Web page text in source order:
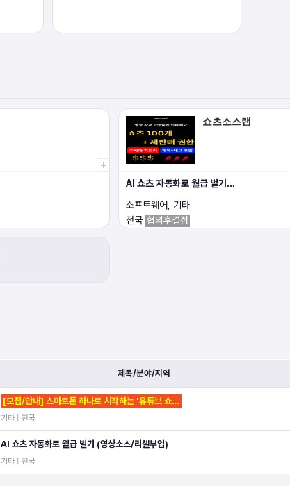
쇼츠소스랩
AI 쇼츠 자동화로 월급 벌기…
소프트웨어, 기타
전국 협의후결정
제목/분야/지역
[모집/안내] 스마트폰 하나로 시작하는 '유튜브 쇼…
기타 | 전국
AI 쇼츠 자동화로 월급 벌기 (영상소스/리셀부업)
기타 | 전국